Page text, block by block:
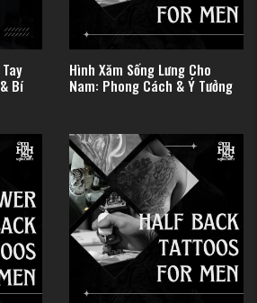
Bí
Hình Xăm Sống Lưng Cho
Nam: Phong Cách & Ý Tưởng